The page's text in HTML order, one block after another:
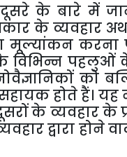
दूसरे के बारे में
के व्यवहार
मूल्यांकन करना
विभिन्न पहलुओं
को
होतेहैं। यह
के व्यवहारके
द्वारा होने